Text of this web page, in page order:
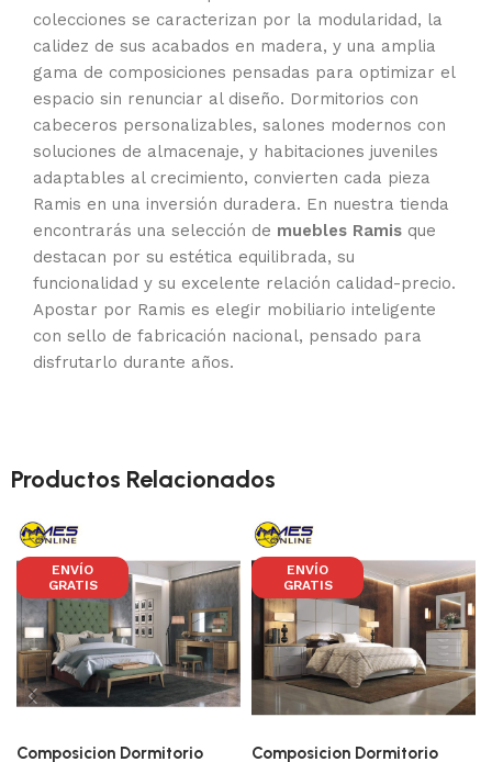
colecciones se caracterizan por la modularidad, la
calidez de sus acabados en madera, y una amplia
gama de composiciones pensadas para optimizar el
espacio sin renunciar al diseño. Dormitorios con
cabeceros personalizables, salones modernos con
soluciones de almacenaje, y habitaciones juveniles
adaptables al crecimiento, convierten cada pieza
Ramis en una inversión duradera. En nuestra tienda
encontrarás una selección de muebles Ramis que
destacan por su estética equilibrada, su
funcionalidad y su excelente relación calidad-precio.
Apostar por Ramis es elegir mobiliario inteligente
con sello de fabricación nacional, pensado para
disfrutarlo durante años.
Productos Relacionados
ENVÍO
GRATIS
Composicion Dormitorio
ENVÍO
GRATIS
Composicion Dormitorio